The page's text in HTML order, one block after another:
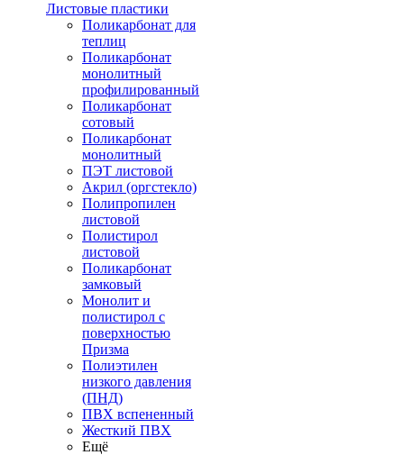
Листовые пластики
Поликарбонат для
теплиц
Поликарбонат
монолитный
профилированный
Поликарбонат
сотовый
Поликарбонат
монолитный
ПЭТ листовой
Акрил (оргстекло)
Полипропилен
листовой
Полистирол
листовой
Поликарбонат
замковый
Монолит и
полистирол с
поверхностью
Призма
Полиэтилен
низкого давления
(ПНД)
ПВХ вспененный
Жесткий ПВХ
Ещё